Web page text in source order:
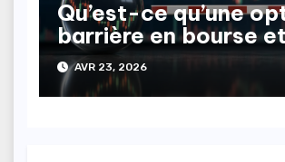
Qu’est-ce qu’une
barrière en bourse
comment l’utiliser
efficacement ?
AVR 23, 2026